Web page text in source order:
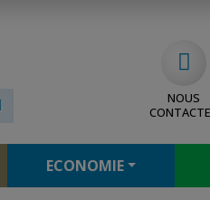
NOUS
ECONOMIE